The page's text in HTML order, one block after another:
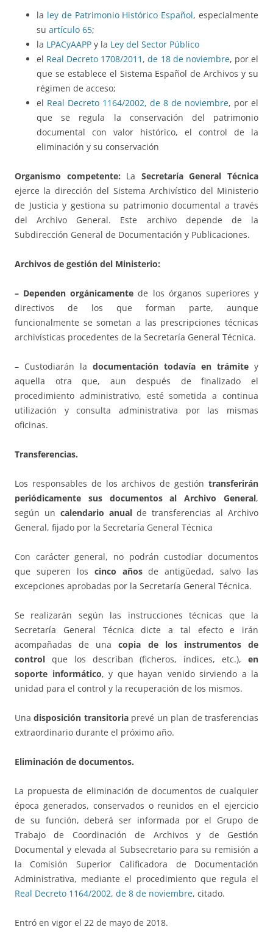
la ley de Patrimonio Histórico Español, especialmente
su artículo 65;
la LPACyAAPP y la Ley del Sector Público
el Real Decreto 1708/2011, de 18 de noviembre, por el
que se establece el Sistema Español de Archivos y su
régimen de acceso;
el Real Decreto 1164/2002, de 8 de noviembre, por el
que se regula la conservación del patrimonio
documental con valor histórico, el control de la
eliminación y su conservación
Organismo competente: La Secretaría General Técnica
ejerce la dirección del Sistema Archivístico del Ministerio
de Justicia y gestiona su patrimonio documental a través
del Archivo General. Este archivo depende de la
Subdirección General de Documentación y Publicaciones.
Archivos de gestión del Ministerio:
– Dependen orgánicamente de los órganos superiores y
directivos de los que forman parte, aunque
funcionalmente se sometan a las prescripciones técnicas
archivísticas procedentes de la Secretaría General Técnica.
– Custodiarán la documentación todavía en trámite y
aquella otra que, aun después de finalizado el
procedimiento administrativo, esté sometida a continua
utilización y consulta administrativa por las mismas
oficinas.
Transferencias.
Los responsables de los archivos de gestión transferirán
periódicamente sus documentos al Archivo General,
según un calendario anualde transferencias al Archivo
General, fijado por la Secretaría General Técnica
Con carácter general, no podrán custodiar documentos
que superen los cinco añosde antigüedad, salvo las
excepciones aprobadas por la Secretaría General Técnica.
Se realizarán según las instrucciones técnicas que la
Secretaría General Técnica dicte a tal efecto e irán
acompañadas de unacopia de los instrumentos de
control que los describan (ficheros, índices, etc.), en
soporte informático, y que hayan venido sirviendo a la
unidad para el control y la recuperación de los mismos.
Unadisposición transitoriaprevé un plan de trasferencias
extraordinario durante el próximo año.
Eliminación de documentos.
La propuesta de eliminación de documentos de cualquier
época generados, conservados o reunidos en el ejercicio
de su función, deberá ser informada por el Grupo de
Trabajo de Coordinación de Archivos y de Gestión
Documental y elevada al Subsecretario para su remisión a
la Comisión Superior Calificadora de Documentación
Administrativa, mediante el procedimiento que regula el
Real Decreto 1164/2002, de 8 de noviembre, citado.
Entró en vigor el 22 de mayo de 2018.